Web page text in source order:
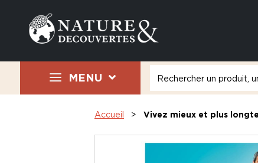
MENU
Accueil Vivez mieux et plus